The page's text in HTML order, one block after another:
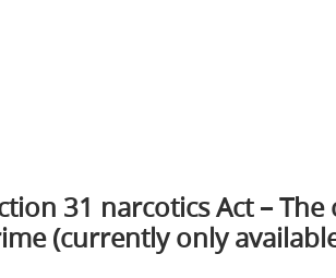
31 narcotics Act – The
(currently only